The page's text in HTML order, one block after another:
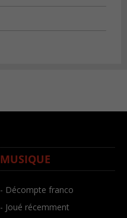
MUSIQUE
- Décompte franco
- Joué récemment